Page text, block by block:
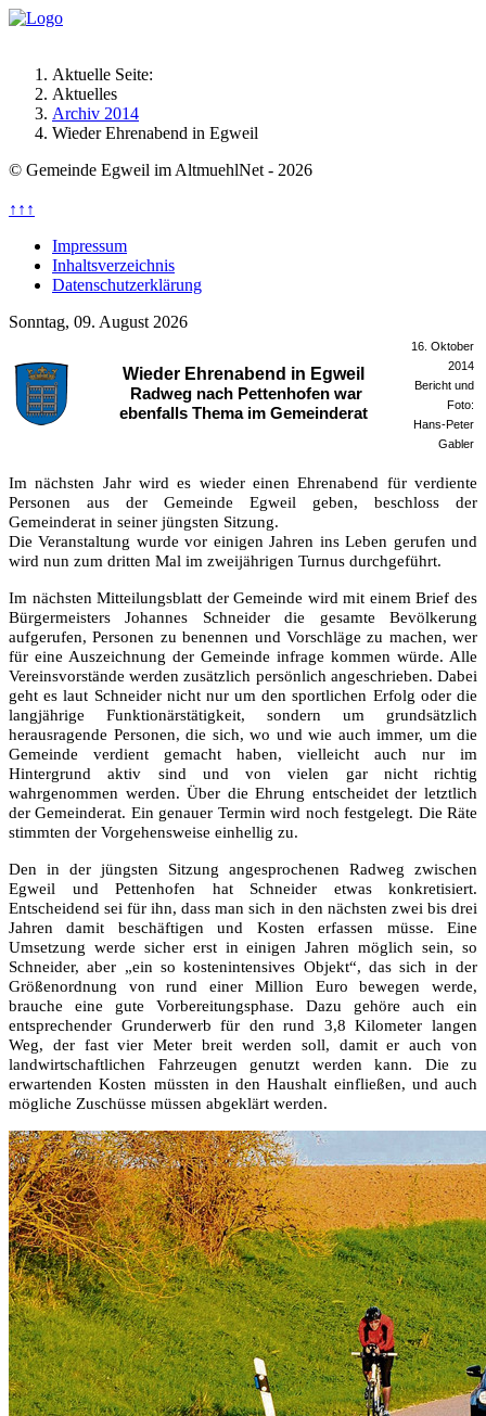
Aktuelle Seite:
Aktuelles
Archiv 2014
Wieder Ehrenabend in Egweil
© Gemeinde Egweil im AltmuehlNet - 2026
↑↑↑
Impressum
Inhaltsverzeichnis
Datenschutzerklärung
Sonntag, 09. August 2026
Wieder Ehrenabend in Egweil
Radweg nach Pettenhofen war
ebenfalls Thema im Gemeinderat
16. Oktober
2014
Bericht und
Foto:
Hans-Peter
Gabler
Im nächsten Jahr wird es wieder einen Ehrenabend für verdiente
Personen aus der Gemeinde Egweil geben, beschloss der
Gemeinderat in seiner jüngsten Sitzung.
Die Veranstaltung wurde vor einigen Jahren ins Leben gerufen und
wird nun zum dritten Mal im zweijährigen Turnus durchgeführt.
Im nächsten Mitteilungsblatt der Gemeinde wird mit einem Brief des
Bürgermeisters Johannes Schneider die gesamte Bevölkerung
aufgerufen, Personen zu benennen und Vorschläge zu machen, wer
für eine Auszeichnung der Gemeinde infrage kommen würde. Alle
Vereinsvorstände werden zusätzlich persönlich angeschrieben. Dabei
geht es laut Schneider nicht nur um den sportlichen Erfolg oder die
langjährige Funktionärstätigkeit, sondern um grundsätzlich
herausragende Personen, die sich, wo und wie auch immer, um die
Gemeinde verdient gemacht haben, vielleicht auch nur im
Hintergrund aktiv sind und von vielen gar nicht richtig
wahrgenommen werden. Über die Ehrung entscheidet der letztlich
der Gemeinderat. Ein genauer Termin wird noch festgelegt. Die Räte
stimmten der Vorgehensweise einhellig zu.
Den in der jüngsten Sitzung angesprochenen Radweg zwischen
Egweil und Pettenhofen hat Schneider etwas konkretisiert.
Entscheidend sei für ihn, dass man sich in den nächsten zwei bis drei
Jahren damit beschäftigen und Kosten erfassen müsse. Eine
Umsetzung werde sicher erst in einigen Jahren möglich sein, so
Schneider, aber „ein so kostenintensives Objekt“, das sich in der
Größenordnung von rund einer Million Euro bewegen werde,
brauche eine gute Vorbereitungsphase. Dazu gehöre auch ein
entsprechender Grunderwerb für den rund 3,8 Kilometer langen
Weg, der fast vier Meter breit werden soll, damit er auch von
landwirtschaftlichen Fahrzeugen genutzt werden kann. Die zu
erwartenden Kosten müssten in den Haushalt einfließen, und auch
mögliche Zuschüsse müssen abgeklärt werden.